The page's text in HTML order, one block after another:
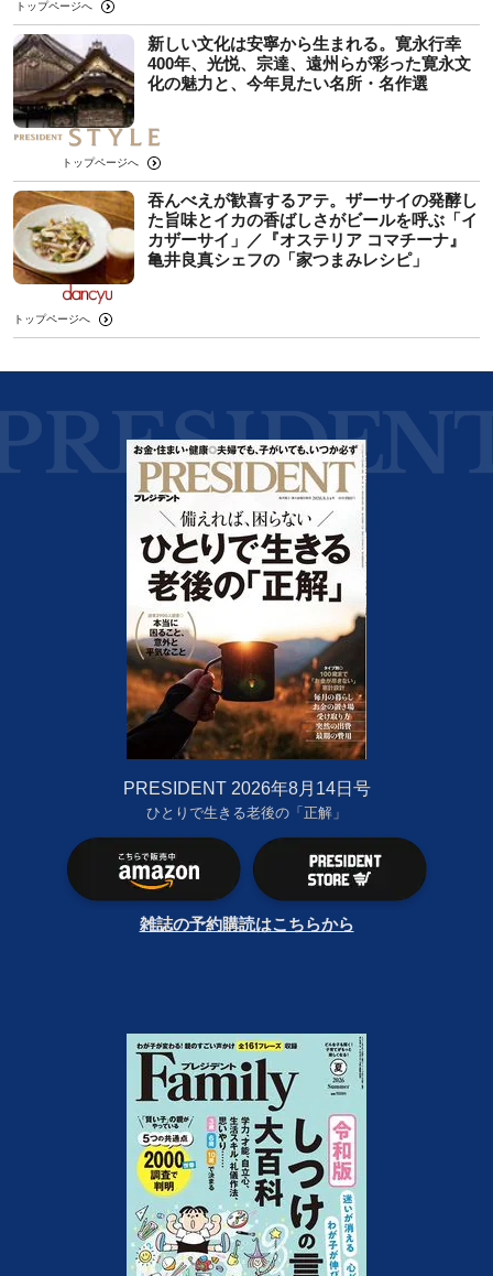
トップページへ
新しい文化は安寧から生まれる。寛永行幸
400年、光悦、宗達、遠州らが彩った寛永文
化の魅力と、今年見たい名所・名作選
トップページへ
吞んべえが歓喜するアテ。ザーサイの発酵し
た旨味とイカの香ばしさがビールを呼ぶ「イ
カザーサイ」／『オステリア コマチーナ』
⻲井良真シェフの「家つまみレシピ」
トップページへ
PRESIDENT 2026年8月14日号
ひとりで生きる老後の「正解」
雑誌の予約購読はこちらから